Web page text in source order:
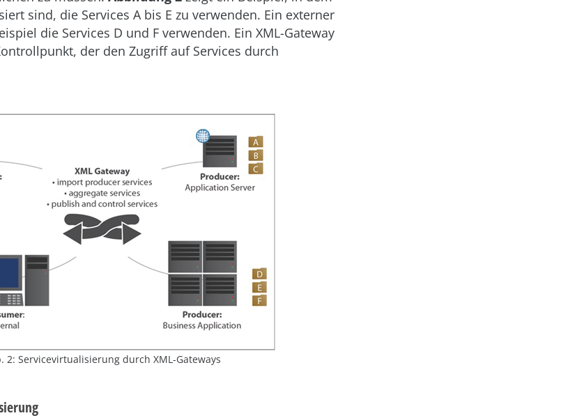
sind, die Services A bis E zu verwenden. Ein externer
die Services D und F verwenden. Ein XML-Gateway
der den Zugriff auf Services durch
2: Servicevirtualisierung durch XML-Gateways